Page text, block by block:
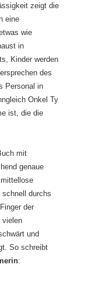
zeigt die
eine
wie
in
Kinder werden
des
Personal in
Onkel Ty
ist, die die
mit
genaue
schnell durchs
der
vielen
und
So schreibt
: